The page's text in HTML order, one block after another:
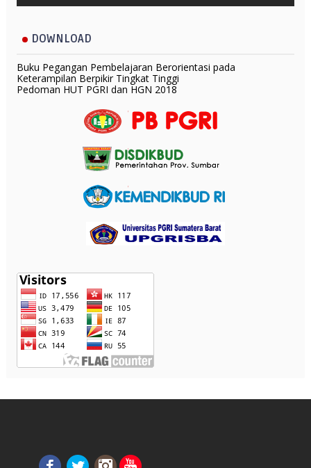
DOWNLOAD
Buku Pegangan Pembelajaran Berorientasi pada
Keterampilan Berpikir Tingkat Tinggi
Pedoman HUT PGRI dan HGN 2018